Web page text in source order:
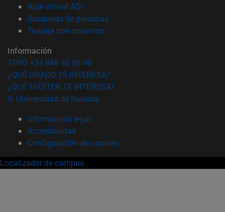
Aula virtual ADI
Búsqueda de personas(abre en nueva ventana)
Trabaja con nosotros(abre en nueva ventana)
Información
TFNO +34 948 42 56 00
¿QUÉ GRADO TE INTERESA?
¿QUÉ MÁSTER TE INTERESA?
© Universidad de Navarra
Información legal
Accesibilidad
Configuración de cookies
Localizador de campus